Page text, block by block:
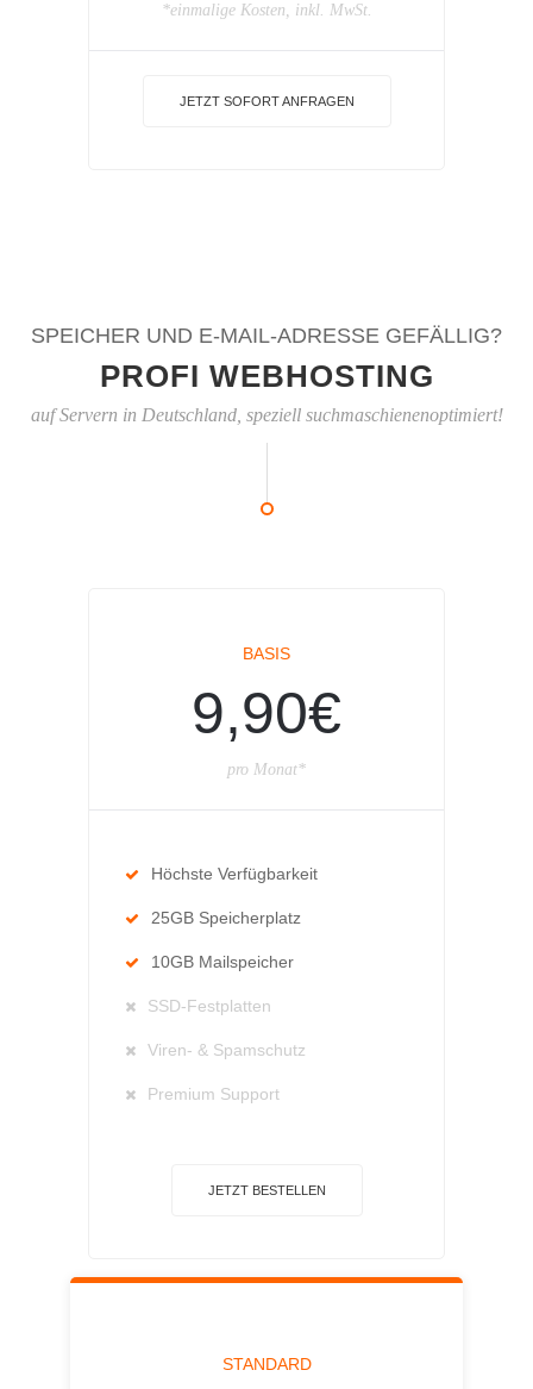
*einmalige Kosten, inkl. MwSt.
JETZT SOFORT ANFRAGEN
SPEICHER UND E-MAIL-ADRESSE GEFÄLLIG?
PROFI WEBHOSTING
auf Servern in Deutschland, speziell suchmaschienenoptimiert!
BASIS
9,90€
pro Monat*
Höchste Verfügbarkeit
25GB Speicherplatz
10GB Mailspeicher
SSD-Festplatten
Viren- & Spamschutz
Premium Support
JETZT BESTELLEN
STANDARD